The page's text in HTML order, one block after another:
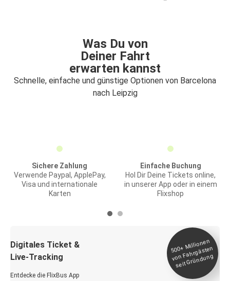
Was Du von
Deiner Fahrt
erwarten kannst
Schnelle, einfache und günstige Optionen von Barcelona
nach Leipzig
Sichere Zahlung
Verwende Paypal, ApplePay,
Visa und internationale
Karten
Einfache Buchung
Hol Dir Deine Tickets online,
in unserer App oder in einem
Flixshop
Digitales Ticket &
Live-Tracking
Entdecke die FlixBus App
500+
Millionen
von Fahrgästen
seit
Gründung